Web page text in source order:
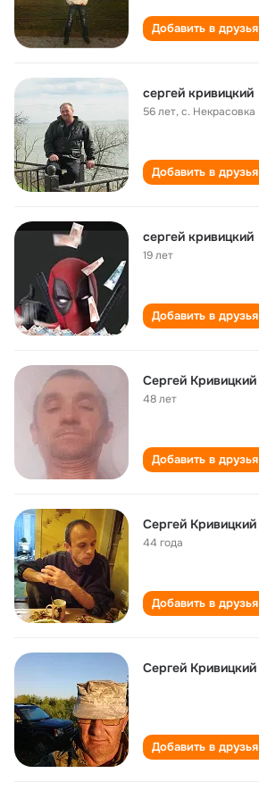
Добавить в друзья
сергей кривицкий
56 лет,с. Некрасовка
Добавить в друзья
сергей кривицкий
19 лет
Добавить в друзья
Сергей Кривицкий
48 лет
Добавить в друзья
Сергей Кривицкий
44 года
Добавить в друзья
Сергей Кривицкий
Добавить в друзья